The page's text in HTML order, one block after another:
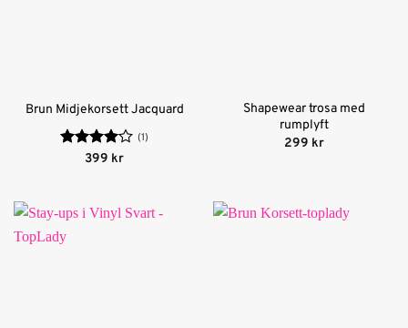
Brun Midjekorsett Jacquard
Betygsatt
(1)
399 kr
Shapewear trosa med
rumplyft
299 kr